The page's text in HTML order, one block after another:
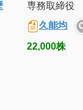
専務取締役
久能均
22,000株